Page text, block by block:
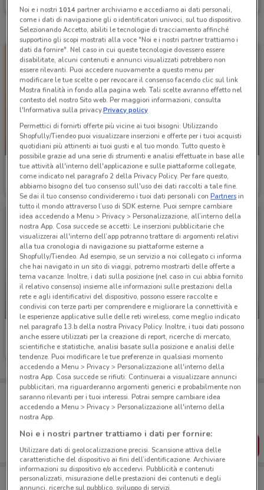
-3 GIORNI
Conad City
Scade martedì 2.3 km
-3 GIORNI
Conad City
Scade martedì
-3 GIORNI
Conad City
Scade martedì 2.3 km
-3 GIORNI
Conad City
Scade martedì
Porta DoveConviene sempre con te!
Puoi trovare le migliori offerte dei negozi vicino a te,
salvarle e creare la tua lista del risparmio, comodamente
SCARICA L’APP
Noi e i nostri 1014partner archiviamo e accediamo ai dati personali,
come i dati di navigazione gli o identificatori univoci, sul tuo dispositivo.
Selezionando Accetto, abiliti le tecnologie di tracciamento affinché
supportino gli scopi mostrati alla voce "Noi e i nostri partner trattiamo i
dati da fornire". Nel caso in cui queste tecnologie dovessero essere
disabilitate, alcuni contenuti e annunci visualizzati potrebbero non
essere rilevanti. Puoi accedere nuovamente a questo menu per
modificare le tue scelte o per revocare il consenso facendo clic sul link
Mostra finalità in fondo alla pagina web. Tali scelte avranno effetto nel
contesto del nostro Sito web. Per maggiori informazioni, consulta
l'Informativa sulla privacy.Privacy policy
Permettici di fornirti offerte più vicine ai tuoi bisogni: Utilizzando
Shopfully/Tiendeo puoi visualizzare inserzioni e offerte per i tuoi acquisti
quotidiani più attinenti ai tuoi gusti e al tuo mondo. Tutto questo è
possibile grazie ad una serie di strumenti e analisi effettuate in base alle
tue attività all'interno dell'applicazione e sulle piattaforme collegate,
come indicato nel paragrafo 2 della Privacy Policy. Per fare questo,
abbiamo bisogno del tuo consenso sull'uso dei dati raccolti a tale fine.
Se dai il tuo consenso condivideremo i tuoi dati personali conPartnersin
tutto il mondo attraverso l’uso di SDK esterne. Puoi sempre cambiare
idea accedendo a Menu > Privacy > Personalizzazione, all’interno della
nostra App. Cosa succede se accetti: Le inserzioni pubblicitarie che
visualizzerai all'interno dell’app potranno trattare di argomenti relativi
alla tua cronologia di navigazione su piattaforme esterne a
Shopfully/Tiendeo. Ad esempio, se un servizio a noi collegato ci informa
che hai navigato in un sito di viaggi, potremo mostrarti delle offerte a
tema vacanze. Inoltre, i dati sulla posizione (nel caso in cui abbia fornito
il relativo consenso) insieme alle informazioni sulle prestazioni della
rete e agli identificativi del dispositivo, possono essere raccolte e
condivisi con terze parti per comprendere e migliorare la connettività e
le esperienze applicative sulle delle reti wireless, come meglio indicato
nel paragrafo 13.b della nostra Privacy Policy. Inoltre, i tuoi dati possono
anche essere utilizzati per la creazione di report, ricerche di mercato,
scientifiche e statistiche, analisi basate sulla posizione e analisi delle
tendenze. Puoi modificare le tue preferenze in qualsiasi momento
accedendo a Menu > Privacy > Personalizzazione all'interno della
nostra App. Cosa succede se rifiuti: Continuerai a visualizzare annunci
pubblicitari, ma riguarderanno argomenti generici e probabilmente non
saranno rilevanti per i tuoi interessi. Potrai sempre cambiare idea
accedendo a Menu > Privacy > Personalizzazione all'interno della
nostra App.
Noi e i nostri partner trattiamo i dati per fornire:
Utilizzare dati di geolocalizzazione precisi. Scansione attiva delle
caratteristiche del dispositivo ai fini dell’identificazione. Archiviare
informazioni su dispositivo e/o accedervi. Pubblicità e contenuti
personalizzati, misurazione delle prestazioni dei contenuti e degli
annunci, ricerche sul pubblico, sviluppo di servizi.